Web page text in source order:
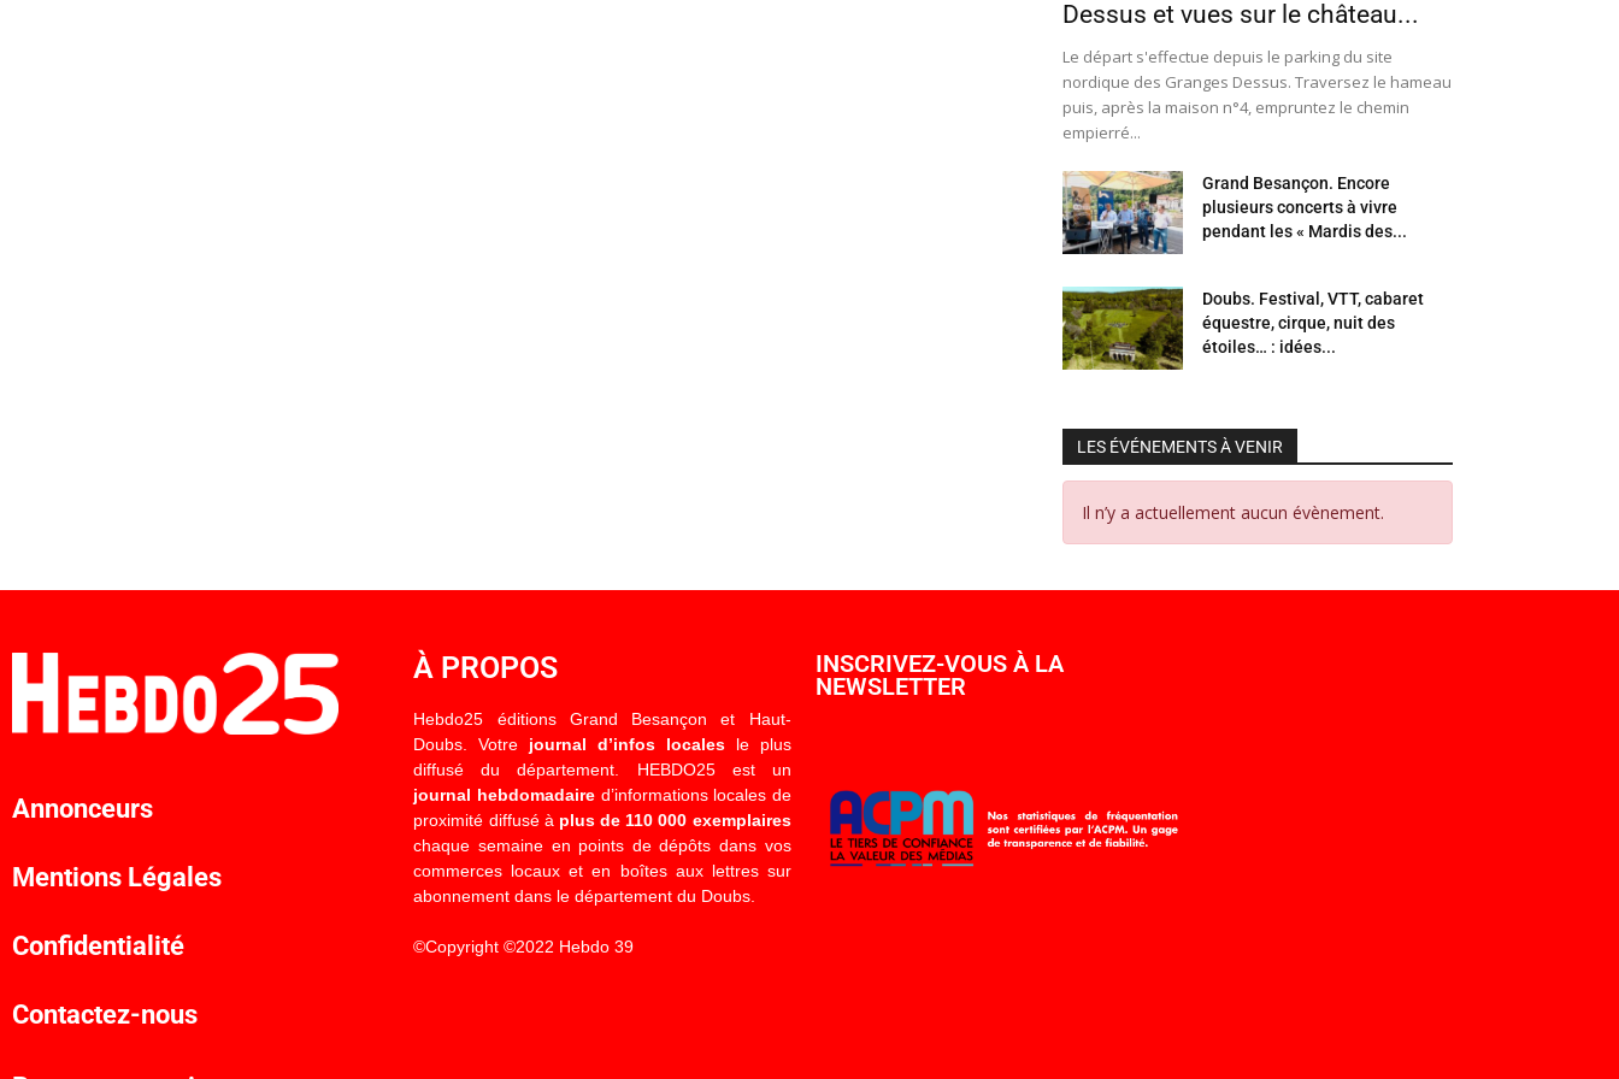
Dessus et vues sur le château...
Le départ s'effectue depuis le parking du site
nordique des Granges Dessus. Traversez le hameau
puis, après la maison n°4, empruntez le chemin
empierré...
Grand Besançon. Encore
plusieurs concerts à vivre
pendant les « Mardis des...
Doubs. Festival, VTT, cabaret
équestre, cirque, nuit des
étoiles… : idées...
LES ÉVÉNEMENTS À VENIR
Il n’y a actuellement aucun évènement.
Annonceurs
Mentions Légales
Confidentialité
Contactez-nous
À PROPOS
Hebdo25 éditions Grand Besançon et Haut-
Doubs. Votre journal d’infos localesle plus
diffusé du département. HEBDO25 est un
journal hebdomadaired’informations locales de
proximité diffusé à plus de 110 000 exemplaires
chaque semaine en points de dépôts dans vos
commerces locaux et en boîtes aux lettres sur
abonnement dans le département du Doubs.
©Copyright ©2022 Hebdo 39
INSCRIVEZ-VOUS À LA
NEWSLETTER